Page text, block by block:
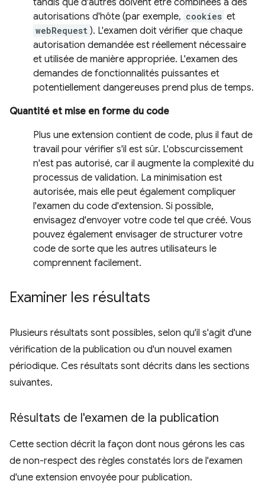
tandis que d'autres doivent être combinées à des
autorisations d'hôte (par exemple, cookies et
webRequest ). L'examen doit vérifier que chaque
autorisation demandée est réellement nécessaire
et utilisée de manière appropriée. L'examen des
demandes de fonctionnalités puissantes et
potentiellement dangereuses prend plus de temps.
Quantité et mise en forme du code
Plus une extension contient de code, plus il faut de
travail pour vérifier s'il est sûr. L'obscurcissement
n'est pas autorisé, car il augmente la complexité du
processus de validation. La minimisation est
autorisée, mais elle peut également compliquer
l'examen du code d'extension. Si possible,
envisagez d'envoyer votre code tel que créé. Vous
pouvez également envisager de structurer votre
code de sorte que les autres utilisateurs le
comprennent facilement.
Examiner les résultats
Plusieurs résultats sont possibles, selon qu'il s'agit d'une
vérification de la publication ou d'un nouvel examen
périodique. Ces résultats sont décrits dans les sections
suivantes.
Résultats de l'examen de la publication
Cette section décrit la façon dont nous gérons les cas
de non-respect des règles constatés lors de l'examen
d'une extension envoyée pour publication.